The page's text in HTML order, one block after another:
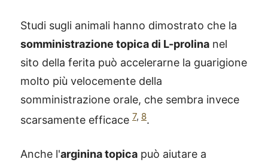
Studi sugli animali hanno dimostrato che la
somministrazione topica di L-prolina nel
sito della ferita può accelerarne la guarigione
molto più velocemente della
somministrazione orale, che sembra invece
scarsamente efficace 7, 8.
Anche l'arginina topica può aiutare a